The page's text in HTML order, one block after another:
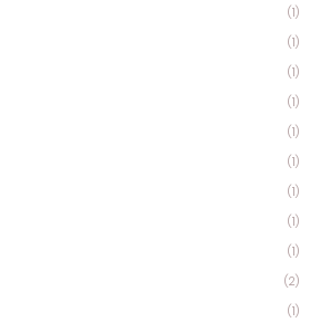
(1)
(1)
(1)
(1)
(1)
(1)
(1)
(1)
(1)
(2)
(1)